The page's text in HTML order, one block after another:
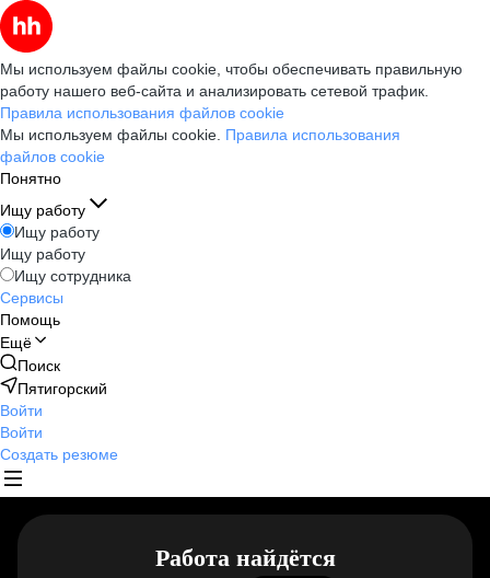
Мы используем файлы cookie, чтобы обеспечивать правильную
работу нашего веб-сайта и анализировать сетевой трафик.
Правила использования файлов cookie
Мы используем файлы cookie. Правила использования
файлов cookie
Понятно
Ищу работу
Ищу работу
Ищу работу
Ищу сотрудника
Сервисы
Помощь
Ещё
Поиск
Пятигорский
Войти
Войти
Создать резюме
Работа найдётся